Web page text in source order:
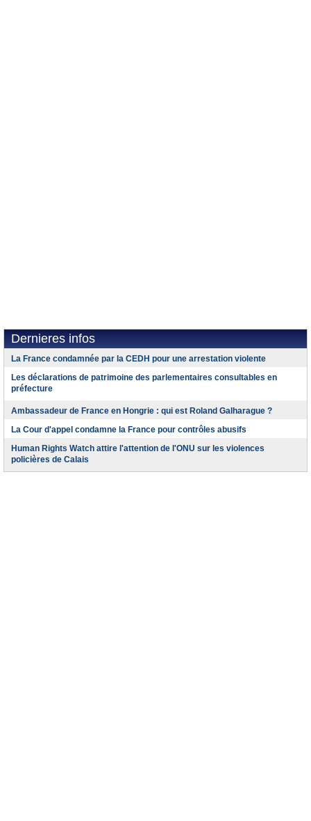
Dernieres infos
La France condamnée par la CEDH pour une arrestation violente
Les déclarations de patrimoine des parlementaires consultables en
préfecture
Ambassadeur de France en Hongrie : qui est Roland Galharague ?
La Cour d'appel condamne la France pour contrôles abusifs
Human Rights Watch attire l'attention de l'ONU sur les violences
policières de Calais